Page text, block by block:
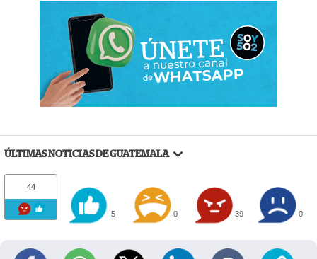
ÚLTIMAS NOTICIAS DE GUATEMALA
44
5 0 39 0